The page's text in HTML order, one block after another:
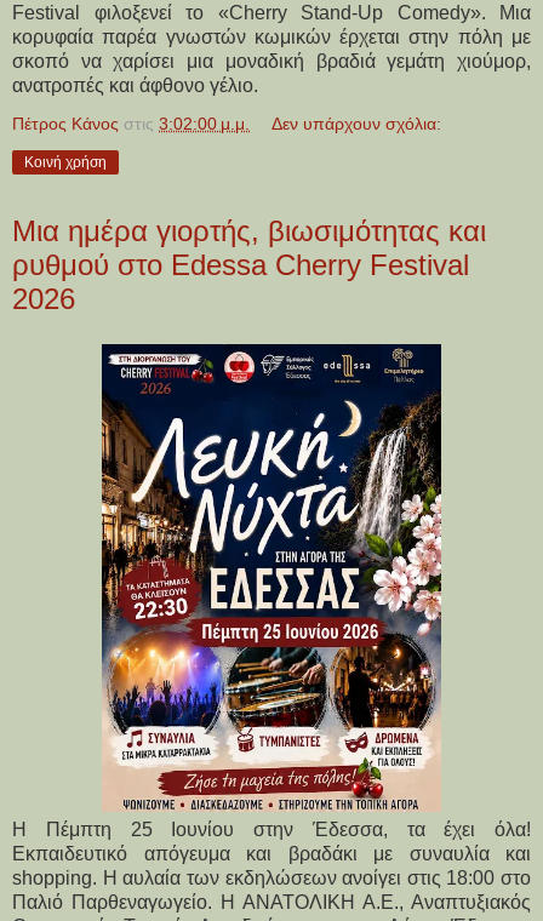
Festival φιλοξενεί το «Cherry Stand-Up Comedy». Μια
κορυφαία παρέα γνωστών κωμικών έρχεται στην πόλη με
σκοπό να χαρίσει μια μοναδική βραδιά γεμάτη χιούμορ,
ανατροπές και άφθονο γέλιο.
Πέτρος Κάνος στις 3:02:00 μ.μ. Δεν υπάρχουν σχόλια:
Κοινή χρήση
Μια ημέρα γιορτής, βιωσιμότητας και
ρυθμού στο Edessa Cherry Festival
2026
Η Πέμπτη 25 Ιουνίου στην Έδεσσα, τα έχει όλα!
Εκπαιδευτικό απόγευμα και βραδάκι με συναυλία και
shopping. Η αυλαία των εκδηλώσεων ανοίγει στις 18:00 στο
Παλιό Παρθεναγωγείο. Η ΑΝΑΤΟΛΙΚΗ Α.Ε., Αναπτυξιακός